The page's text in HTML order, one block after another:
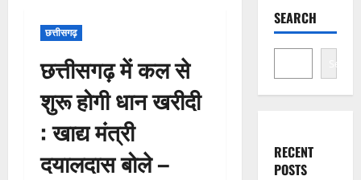
छत्तीसगढ़
छत्तीसगढ़ में कल से
शुरू होगी धान खरीदी
: खाद्य मंत्री
दयालदास बोले –
SEARCH
Search
RECENT
POSTS